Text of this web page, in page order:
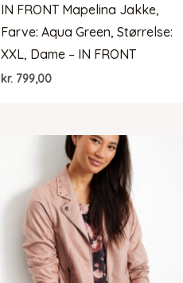
IN FRONT Mapelina Jakke,
Farve: Aqua Green, Størrelse:
XXL, Dame – IN FRONT
kr. 799,00